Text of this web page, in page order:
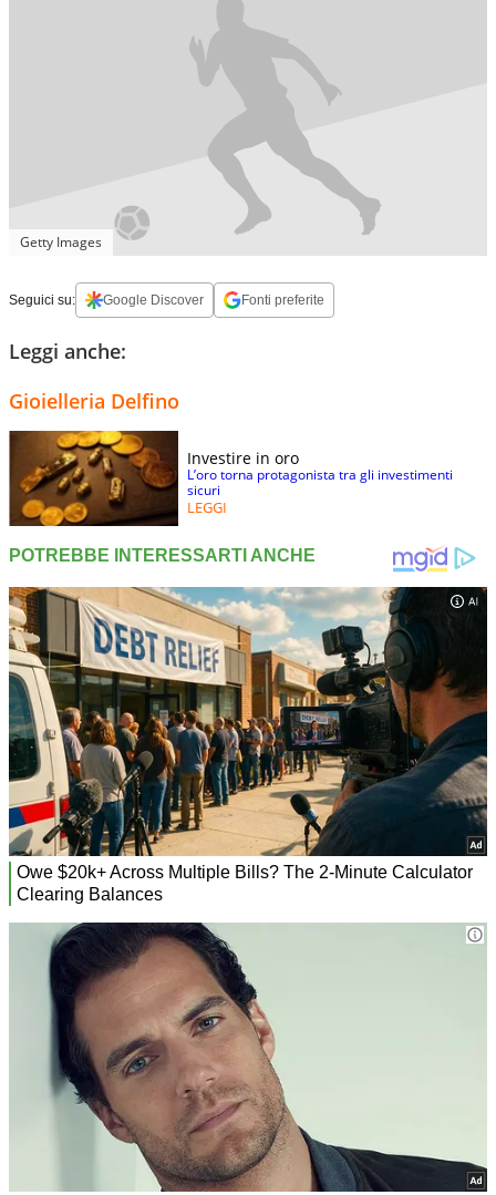
Getty Images
Seguici su: Google Discover Fonti preferite
Leggi anche:
Gioielleria Delfino
Investire in oro
L’oro torna protagonista tra gli investimenti
sicuri
LEGGI